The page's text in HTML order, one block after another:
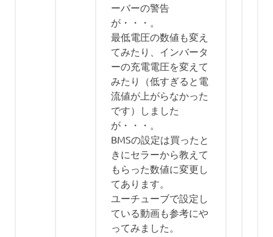
ーバーの警告
が・・・。
最低電圧の数値も変え
てみたり、インバータ
ーの充電電圧を変えて
みたり（低すぎると電
流値が上がらなかった
です）しました
が・・・。
BMSの設定は買ったと
きにセラーから教えて
もらった数値に変更し
てあります。
ユーチューブで設定し
ている動画も参考にや
ってみました。